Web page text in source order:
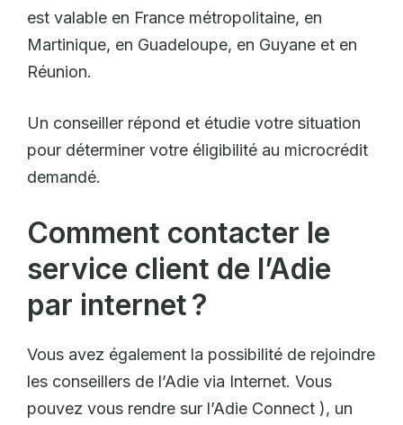
est valable en France métropolitaine, en
Martinique, en Guadeloupe, en Guyane et en
Réunion.
Un conseiller répond et étudie votre situation
pour déterminer votre éligibilité au microcrédit
demandé.
Comment contacter le
service client de l’Adie
par internet ?
Vous avez également la possibilité de rejoindre
les conseillers de l’Adie via Internet. Vous
pouvez vous rendre sur l’Adie Connect ), un